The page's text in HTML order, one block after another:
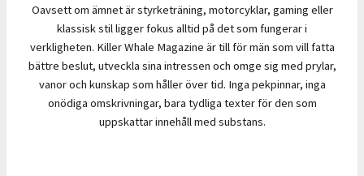
Oavsett om ämnet är styrketräning, motorcyklar, gaming eller
klassisk stil ligger fokus alltid på det som fungerar i
verkligheten. Killer Whale Magazine är till för män som vill fatta
bättre beslut, utveckla sina intressen och omge sig med prylar,
vanor och kunskap som håller över tid. Inga pekpinnar, inga
onödiga omskrivningar, bara tydliga texter för den som
uppskattar innehåll med substans.